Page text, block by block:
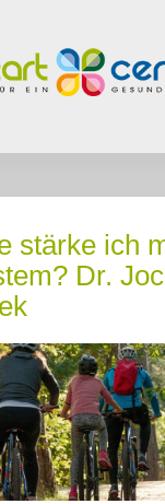
stärke ich
Dr.